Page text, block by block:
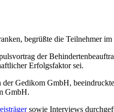
begrüßte die Teilnehmer
der
Erfolgsfaktor sei.
Gedikom GmbH,
GmbH.
sowie Interviews